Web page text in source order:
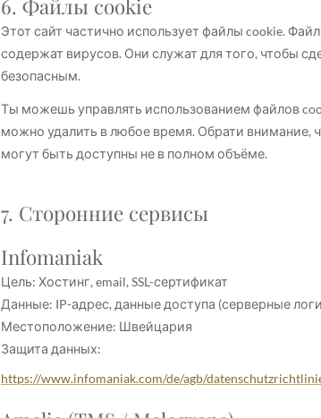
6. Файлы cookie
Этот сайт частично использует файлы cookie.
содержат вирусов. Они служат для того, чтобы
безопасным.
Ты можешь управлять использованием файлов
можно удалить в любое время. Обрати внимание,
могут быть доступны не в полном объёме.
7. Сторонние сервисы
Infomaniak
Цель: Хостинг, email, SSL-сертификат
Данные: IP-адрес, данные доступа (серверные
Местоположение: Швейцария
Защита данных:
https://www.infomaniak.com/de/agb/